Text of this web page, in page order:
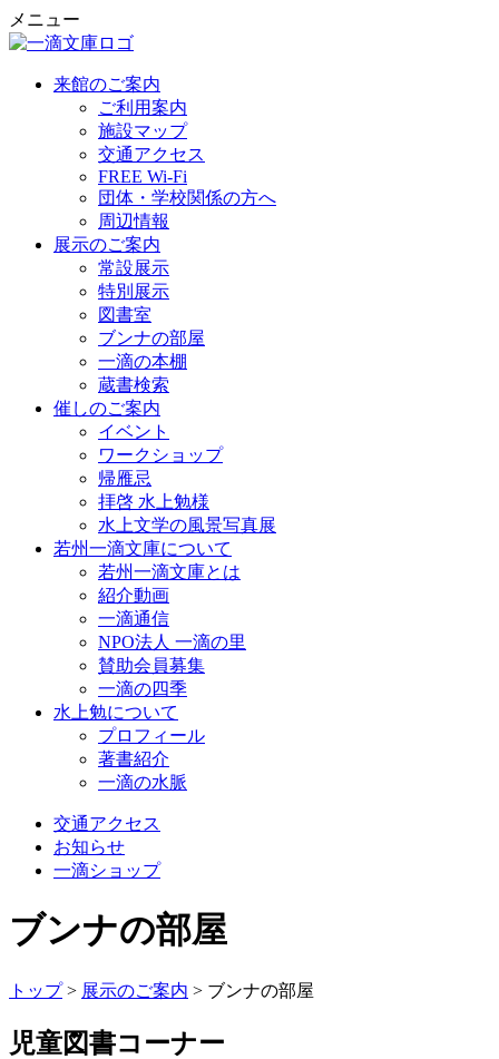
メニュー
来館のご案内
ご利用案内
施設マップ
交通アクセス
FREE Wi-Fi
団体・学校関係の方へ
周辺情報
展示のご案内
常設展示
特別展示
図書室
ブンナの部屋
一滴の本棚
蔵書検索
催しのご案内
イベント
ワークショップ
帰雁忌
拝啓 水上勉様
水上文学の風景写真展
若州一滴文庫について
若州一滴文庫とは
紹介動画
一滴通信
NPO法人 一滴の里
賛助会員募集
一滴の四季
水上勉について
プロフィール
著書紹介
一滴の水脈
交通アクセス
お知らせ
一滴ショップ
ブンナの部屋
トップ> 展示のご案内 > ブンナの部屋
児童図書コーナー